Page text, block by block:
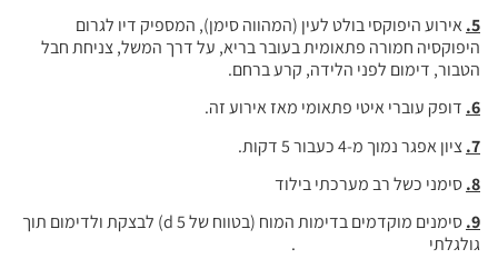
5. אירוע היפוקסי בולט לעין (המהווה סימן), המספיק דיו לגרום
היפוקסיה חמורה פתאומית בעובר בריא, על דרך המשל, צניחת חבל
הטבור, דימום לפני הלידה, קרע ברחם.
6. דופק עוברי איטי פתאומי מאז אירוע זה.
7. ציון אפגר נמוך מ-4 כעבור 5 דקות.
8. סימני כשל רב מערכתי בילוד
9.
סימנים מוקדמים בדימות המוח (בטווח של 5 d) לבצקת ולדימום תוך
גולגלתי .